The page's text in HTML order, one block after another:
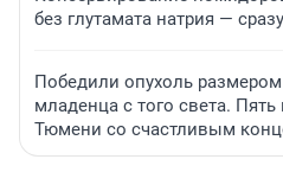
без глутамата натрия —
Победили опухоль
младенца с того света.
Тюмени со счастливым